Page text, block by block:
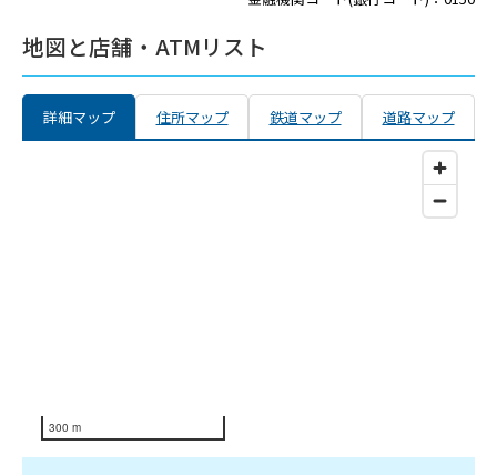
地図と店舗・ATMリスト
詳細マップ 住所マップ 鉄道マップ 道路マップ
300 m